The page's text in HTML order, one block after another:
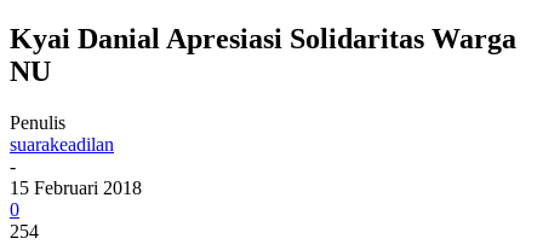
Kyai Danial Apresiasi Solidaritas Warga
NU
Penulis
suarakeadilan
-
15 Februari 2018
0
254